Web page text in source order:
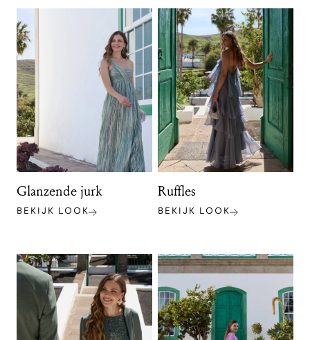
Glanzende jurk
BEKIJK LOOK
Ruffles
BEKIJK LOOK